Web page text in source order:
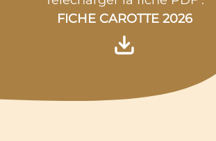
FICHE CAROTTE 2026